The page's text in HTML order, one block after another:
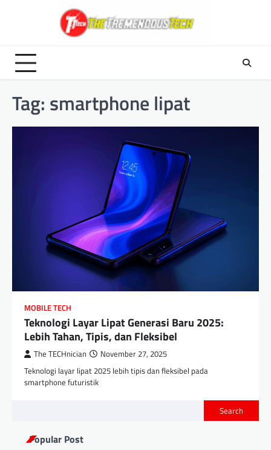
Tag: smartphone lipat
MOBILE TECH
Teknologi Layar Lipat Generasi Baru 2025:
Lebih Tahan, Tipis, dan Fleksibel
The TECHnician November 27, 2025
Teknologi layar lipat 2025 lebih tipis dan fleksibel pada
smartphone futuristik
Search
Popular Post